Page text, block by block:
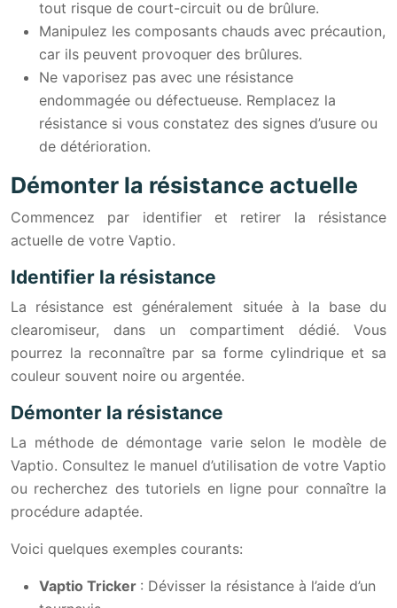
tout risque de court-circuit ou de brûlure.
Manipulez les composants chauds avec précaution,
car ils peuvent provoquer des brûlures.
Ne vaporisez pas avec une résistance
endommagée ou défectueuse. Remplacez la
résistance si vous constatez des signes d’usure ou
de détérioration.
Démonter la résistance actuelle
Commencez par identifier et retirer la résistance
actuelle de votre Vaptio.
Identifier la résistance
La résistance est généralement située à la base du
clearomiseur, dans un compartiment dédié. Vous
pourrez la reconnaître par sa forme cylindrique et sa
couleur souvent noire ou argentée.
Démonter la résistance
La méthode de démontage varie selon le modèle de
Vaptio. Consultez le manuel d’utilisation de votre Vaptio
ou recherchez des tutoriels en ligne pour connaître la
procédure adaptée.
Voici quelques exemples courants:
Vaptio Tricker : Dévisser la résistance à l’aide d’un